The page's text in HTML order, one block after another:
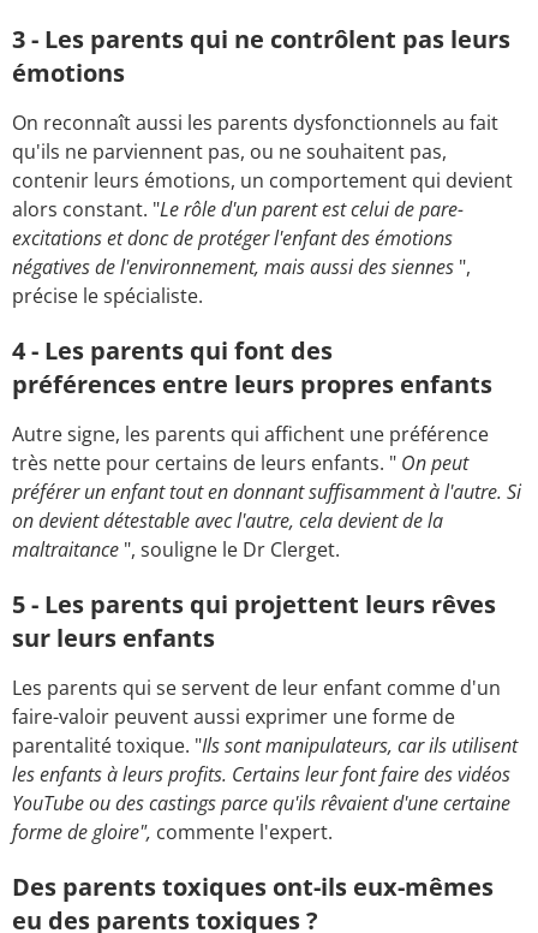
3 - Les parents qui ne contrôlent pas leurs
émotions
On reconnaît aussi les parents dysfonctionnels au fait
qu'ils ne parviennent pas, ou ne souhaitent pas,
contenir leurs émotions, un comportement qui devient
alors constant. "Le rôle d'un parent est celui de pare-
excitations et donc de protéger l'enfant des émotions
négatives de l'environnement, mais aussi des siennes ",
précise le spécialiste.
4 - Les parents qui font des
préférences entre leurs propres enfants
Autre signe, les parents qui affichent une préférence
très nette pour certains de leurs enfants. " On peut
préférer un enfant tout en donnant suffisamment à l'autre. Si
on devient détestable avec l'autre, cela devient de la
maltraitance ", souligne le Dr Clerget.
5 - Les parents qui projettent leurs rêves
sur leurs enfants
Les parents qui se servent de leur enfant comme d'un
faire-valoir peuvent aussi exprimer une forme de
parentalité toxique. "Ils sont manipulateurs, car ils utilisent
les enfants à leurs profits. Certains leur font faire des vidéos
YouTube ou des castings parce qu'ils rêvaient d'une certaine
forme de gloire", commente l'expert.
Des parents toxiques ont-ils eux-mêmes
eu des parents toxiques ?